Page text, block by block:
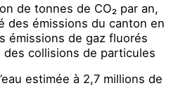
de tonnes de CO₂ par an,
des émissions du canton en
émissions de gaz fluorés
collisions de particules
estimée à 2,7 millions de